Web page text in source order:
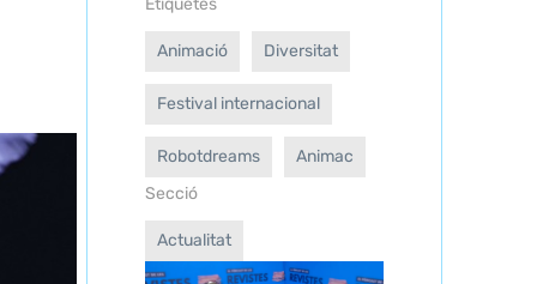
Etiquetes
Animació Diversitat
Festival internacional
Robotdreams
Animac
Secció
Actualitat